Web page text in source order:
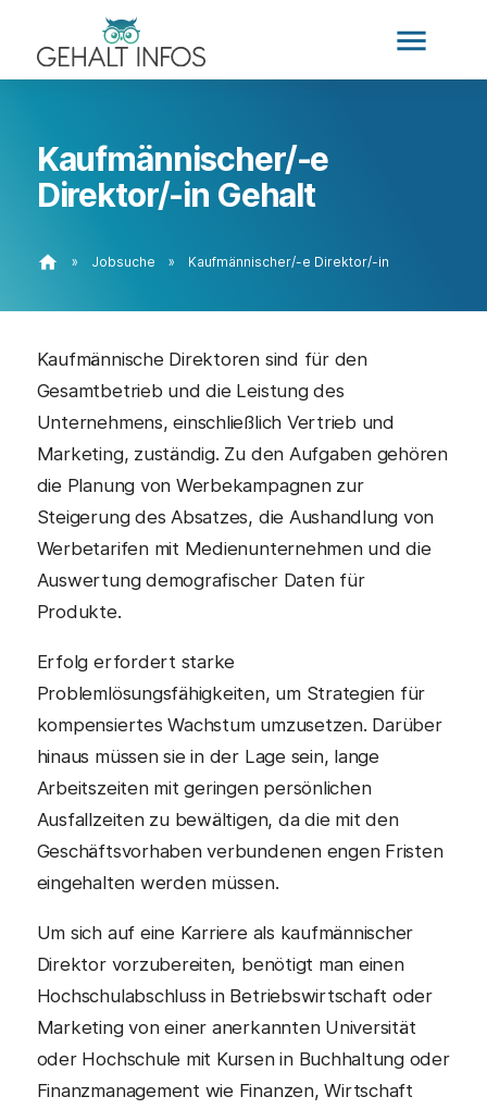
menu
Kaufmännischer/-e
Direktor/-in Gehalt
home » Jobsuche » Kaufmännischer/-e Direktor/-in
Kaufmännische Direktoren sind für den
Gesamtbetrieb und die Leistung des
Unternehmens, einschließlich Vertrieb und
Marketing, zuständig. Zu den Aufgaben gehören
die Planung von Werbekampagnen zur
Steigerung des Absatzes, die Aushandlung von
Werbetarifen mit Medienunternehmen und die
Auswertung demografischer Daten für
Produkte.
Erfolg erfordert starke
Problemlösungsfähigkeiten, um Strategien für
kompensiertes Wachstum umzusetzen. Darüber
hinaus müssen sie in der Lage sein, lange
Arbeitszeiten mit geringen persönlichen
Ausfallzeiten zu bewältigen, da die mit den
Geschäftsvorhaben verbundenen engen Fristen
eingehalten werden müssen.
Um sich auf eine Karriere als kaufmännischer
Direktor vorzubereiten, benötigt man einen
Hochschulabschluss in Betriebswirtschaft oder
Marketing von einer anerkannten Universität
oder Hochschule mit Kursen in Buchhaltung oder
Finanzmanagement wie Finanzen, Wirtschaft